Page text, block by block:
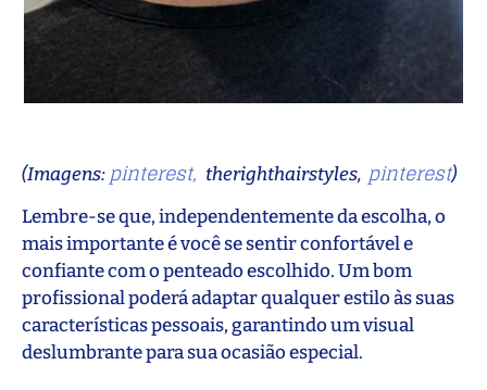
(Imagens:pinterest, therighthairstyles, pinterest)
Lembre-se que, independentemente da escolha, o
mais importante é você se sentir confortável e
confiante com o penteado escolhido. Um bom
profissional poderá adaptar qualquer estilo às suas
características pessoais, garantindo um visual
deslumbrante para sua ocasião especial.